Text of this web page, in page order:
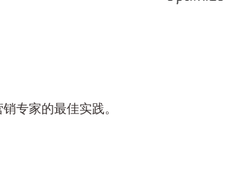
专家的最佳实践。